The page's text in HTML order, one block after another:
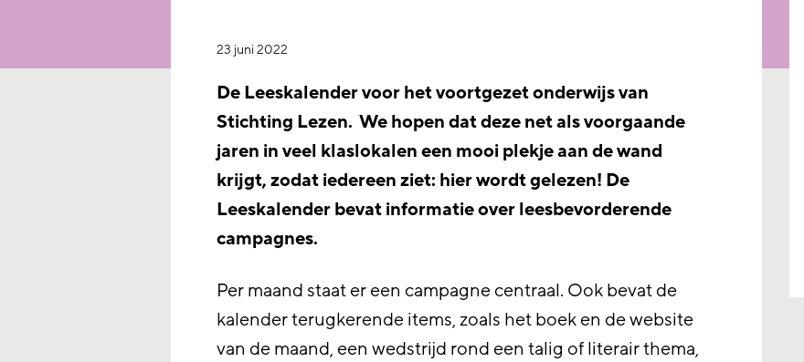
23 juni 2022
De Leeskalender voor het voortgezet onderwijs van
Stichting Lezen. We hopen dat deze net als voorgaande
jaren in veel klaslokalen een mooi plekje aan de wand
krijgt, zodat iedereen ziet: hier wordt gelezen! De
Leeskalender bevat informatie over leesbevorderende
campagnes.
Per maand staat er een campagne centraal. Ook bevat de
kalender terugkerende items, zoals het boek en de website
van de maand, een wedstrijd rond een talig of literair thema,